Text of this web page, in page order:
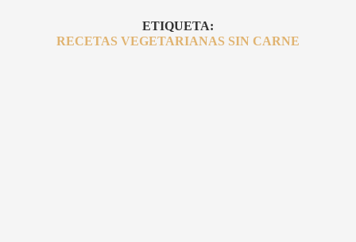
ETIQUETA:
RECETAS VEGETARIANAS SIN CARNE